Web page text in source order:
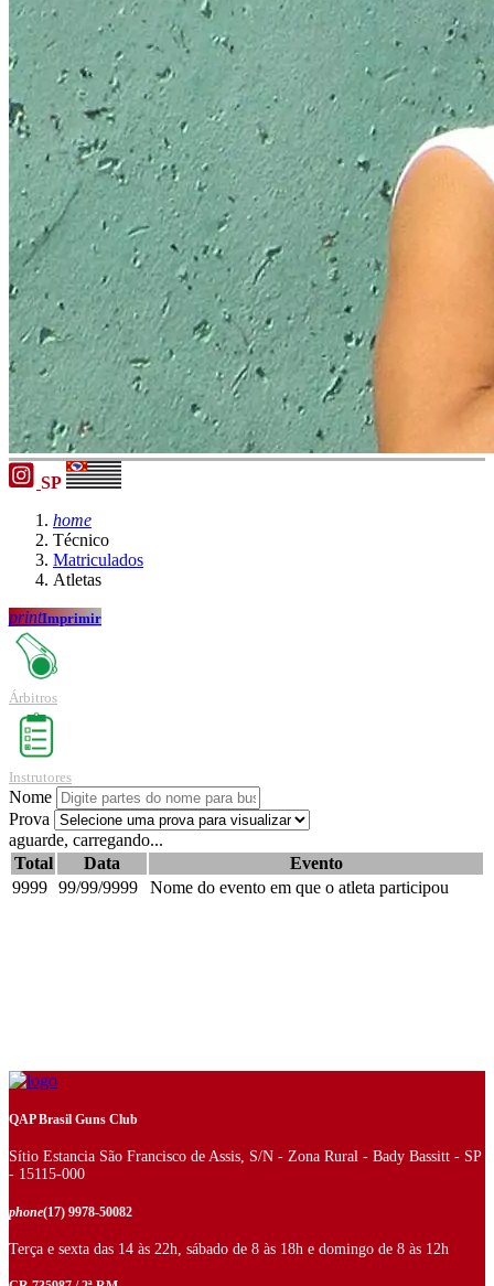
SP
home
Técnico
Matriculados
Atletas
printImprimir
Árbitros
Instrutores
Nome
Prova
aguarde, carregando...
Total
Data
Evento
9999 99/99/9999 Nome do evento em que o atleta participou
QAP Brasil Guns Club
Sítio Estancia São Francisco de Assis, S/N - Zona Rural - Bady Bassitt - SP
- 15115-000
phone(17) 9978-50082
Terça e sexta das 14 às 22h, sábado de 8 às 18h e domingo de 8 às 12h